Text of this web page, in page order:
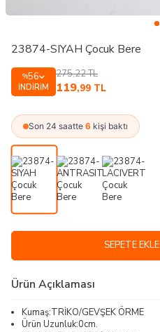
23874-SIYAH Çocuk Bere
%56
İNDIRIM
275,22TL
119,99 TL
Son 24 saatte 6 kişi baktı
SEPETE EKLE
Ürün Açıklaması
Kumaş:TRİKO/GEVŞEK ÖRME
Ürün Uzunluk:0cm.